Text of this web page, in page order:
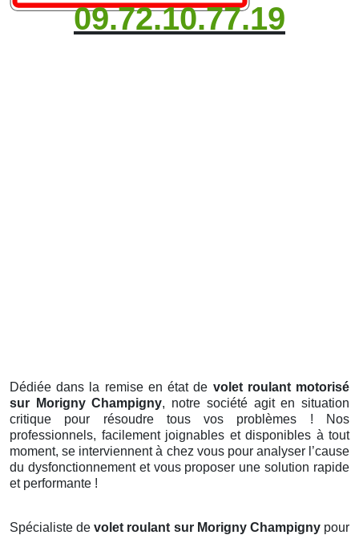
09.72.10.77.19
Dédiée dans la remise en état de volet roulant motorisé
sur Morigny Champigny, notre société agit en situation
critique pour résoudre tous vos problèmes ! Nos
professionnels, facilement joignables et disponibles à tout
moment, se interviennent à chez vous pour analyser l’cause
du dysfonctionnement et vous proposer une solution rapide
et performante !
Spécialiste devolet roulant sur Morigny Champigny pour